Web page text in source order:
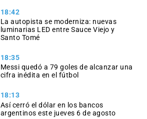
18:42
La autopista se moderniza: nuevas
luminarias LED entre Sauce Viejo y
Santo Tomé
18:35
Messi quedó a 79 goles de alcanzar una
cifra inédita en el fútbol
18:13
Así cerró el dólar en los bancos
argentinos este jueves 6 de agosto